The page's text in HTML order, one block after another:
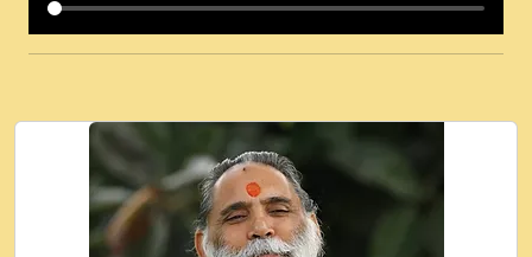
कई पकड क मर हथ र मह वदवन पहच दय! मह जन
Ki - Krishna Bhajan - New Bhajan 2020
#Ishwar Bhakti.mp3
जब से गीता ज्ञान पाया मैं बड़ी मस्ती में हूँ । 2018 -
Rishikesh - Ratan Ji Rasik.mp3